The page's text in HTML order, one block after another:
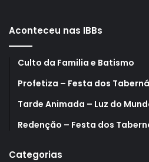
Aconteceu nas IBBs
Culto da Familia e Batismo
Profetiza – Festa dos
Tarde Animada – Luz do
Redenção – Festa dos
Categorias